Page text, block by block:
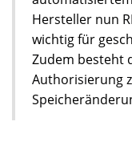
Hersteller nun
wichtig für
Zudem besteht
Authorisierung